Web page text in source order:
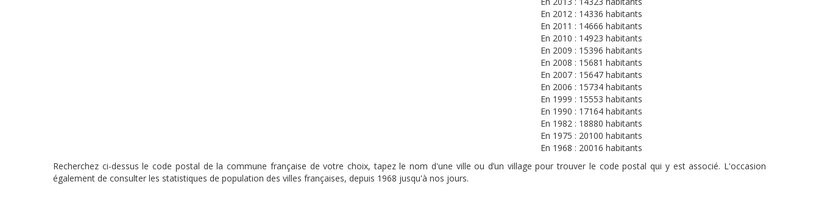
En 2012 : 14336 habitants
En 2011 : 14666 habitants
En 2010 : 14923 habitants
En 2009 : 15396 habitants
En 2008 : 15681 habitants
En 2007 : 15647 habitants
En 2006 : 15734 habitants
En 1999 : 15553 habitants
En 1990 : 17164 habitants
En 1982 : 18880 habitants
En 1975 : 20100 habitants
En 1968 : 20016 habitants
Recherchez ci-dessus le code postal de la commune française de votre choix, tapez le nom d'une ville ou d’un village pour trouver le code postal qui y est associé. L'occasion
également de consulter les statistiques de population des villes françaises, depuis 1968 jusqu'à nos jours.